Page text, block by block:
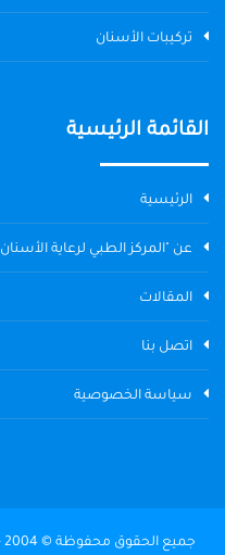
تركيبات الأسنان
القائمة الرئيسية
الرئيسية
عن "المركز الطبي لرعاية الأسنان"
المقالات
اتصل بنا
سياسة الخصوصية